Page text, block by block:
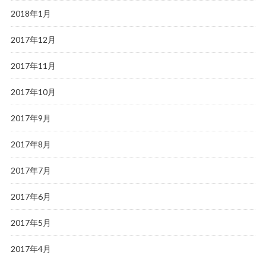
2018年1月
2017年12月
2017年11月
2017年10月
2017年9月
2017年8月
2017年7月
2017年6月
2017年5月
2017年4月